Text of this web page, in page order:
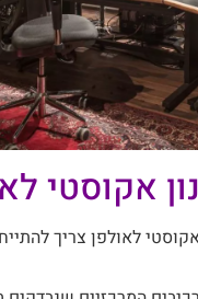
אקוסטי
לאולפן צריך